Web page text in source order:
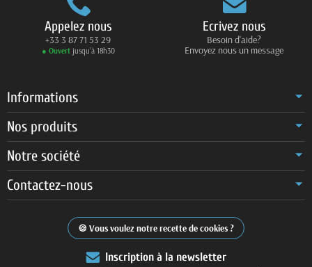
Appelez nous
+33 3 87 71 53 29
● Ouvertjusqu’à 18h30
Ecrivez nous
Besoin d'aide?
Envoyez nous un message
Informations
Nos produits
Notre société
Contactez-nous
Vous voulez notre recette de cookies ?
Inscription à la newsletter